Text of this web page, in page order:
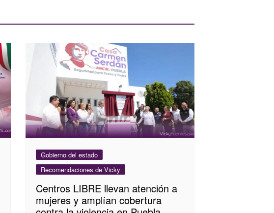
Gobierno del estado
Recomendaciones de Vicky
Centros LIBRE llevan atención a
mujeres y amplían cobertura